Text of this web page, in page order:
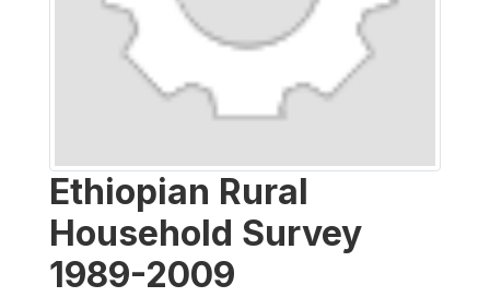
Ethiopian Rural
Household Survey
1989-2009